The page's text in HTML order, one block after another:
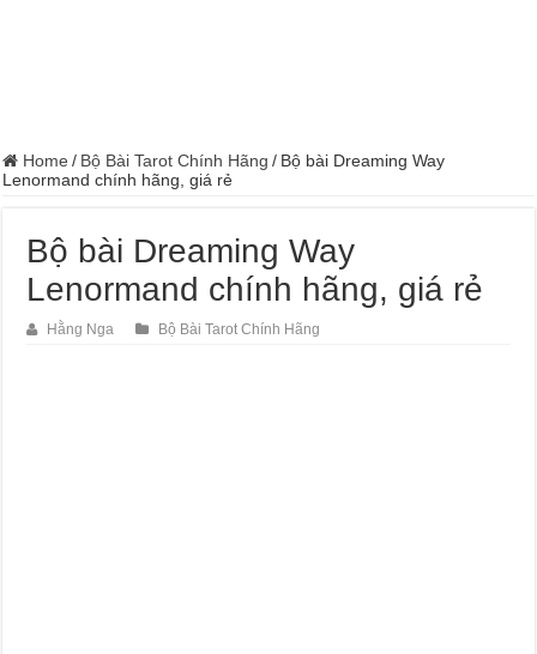
Home / Bộ Bài Tarot Chính Hãng / Bộ bài Dreaming Way
Lenormand chính hãng, giá rẻ
Bộ bài Dreaming Way
Lenormand chính hãng, giá rẻ
Hằng Nga Bộ Bài Tarot Chính Hãng